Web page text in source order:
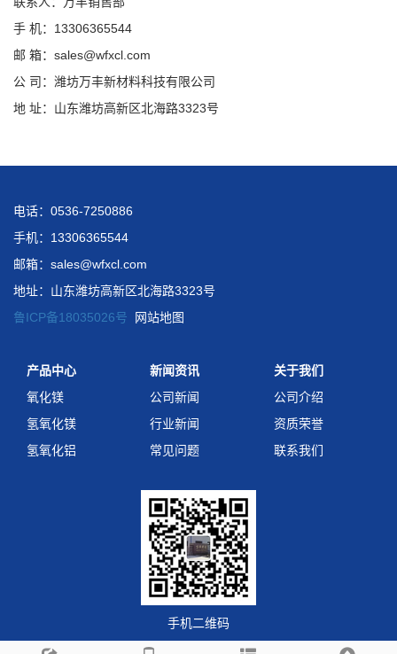
手 机：13306365544
邮 箱：sales@wfxcl.com
公 司：潍坊万丰新材料科技有限公司
地 址：山东潍坊高新区北海路3323号
电话：0536-7250886
手机：13306365544
邮箱：sales@wfxcl.com
地址：山东潍坊高新区北海路3323号
鲁ICP备18035026号
网站地图
产品中心
氧化镁
氢氧化镁
氢氧化铝
新闻资讯
公司新闻
行业新闻
常见问题
关于我们
公司介绍
资质荣誉
联系我们
手机二维码